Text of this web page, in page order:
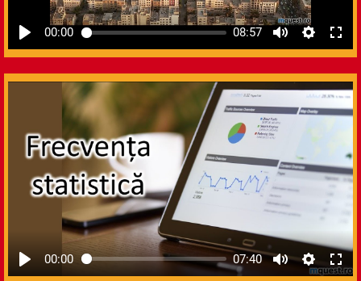
00:00 08:57
00:00 07:40